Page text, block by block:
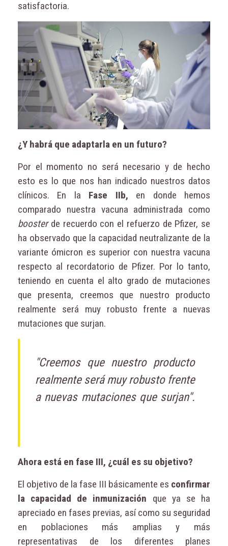
satisfactoria.
¿Y habrá que adaptarla en un futuro?
Por el momento no será necesario y de hecho
esto es lo que nos han indicado nuestros datos
clínicos. En la Fase IIb, en donde hemos
comparado nuestra vacuna administrada como
boosterde recuerdo con el refuerzo de Pfizer, se
ha observado que la capacidad neutralizante de la
variante ómicron es superior con nuestra vacuna
respecto al recordatorio de Pfizer. Por lo tanto,
teniendo en cuenta el alto grado de mutaciones
que presenta, creemos que nuestro producto
realmente será muy robusto frente a nuevas
mutaciones que surjan.
"Creemos que nuestro producto
realmente será muy robusto frente
a nuevas mutaciones que surjan".
Ahora está en fase III, ¿cuál es su objetivo?
El objetivo de la fase III básicamente es confirmar
la capacidad de inmunización que ya se ha
apreciado en fases previas, así como su seguridad
en poblaciones más amplias y más
representativas de los diferentes planes